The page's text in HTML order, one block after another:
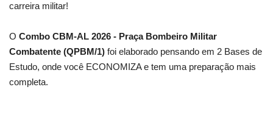
carreira militar!
O Combo CBM-AL 2026 - Praça Bombeiro Militar
Combatente (QPBM/1) foi elaborado pensando em 2 Bases de
Estudo, onde você ECONOMIZA e tem uma preparação mais
completa.